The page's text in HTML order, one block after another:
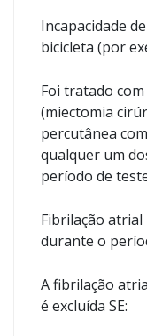
Incapacidade
bicicleta (por
Foi tratado
(miectomia
percutânea
qualquer um
período de
Fibrilação
durante o
A fibrilação
é excluída SE: